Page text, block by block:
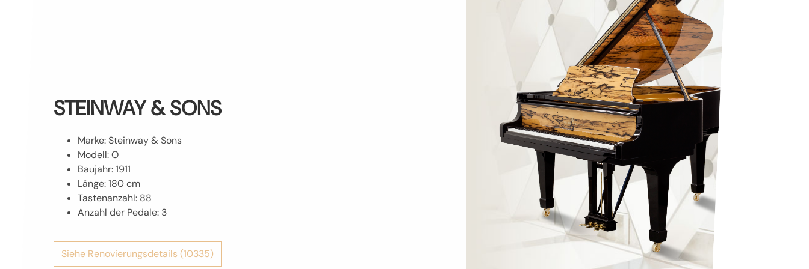
STEINWAY & SONS
Marke: Steinway & Sons
Modell: O
Baujahr: 1911
Länge: 180 cm
Tastenanzahl: 88
Anzahl der Pedale: 3
Siehe Renovierungsdetails (10335)